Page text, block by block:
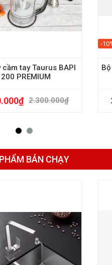
cầm tay Taurus BAPI
PREMIUM
2.300.000₫
₫
-
BÁN CHẠY